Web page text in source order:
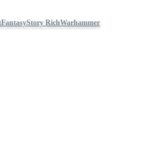
FantasyStory RichWarhammer